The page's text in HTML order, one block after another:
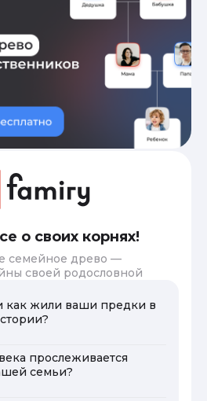
о своих корнях!
семейное древо —
своей родословной
как жили ваши предки в
прослеживается
семьи?